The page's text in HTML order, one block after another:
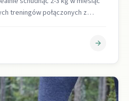
treningów połączonych z